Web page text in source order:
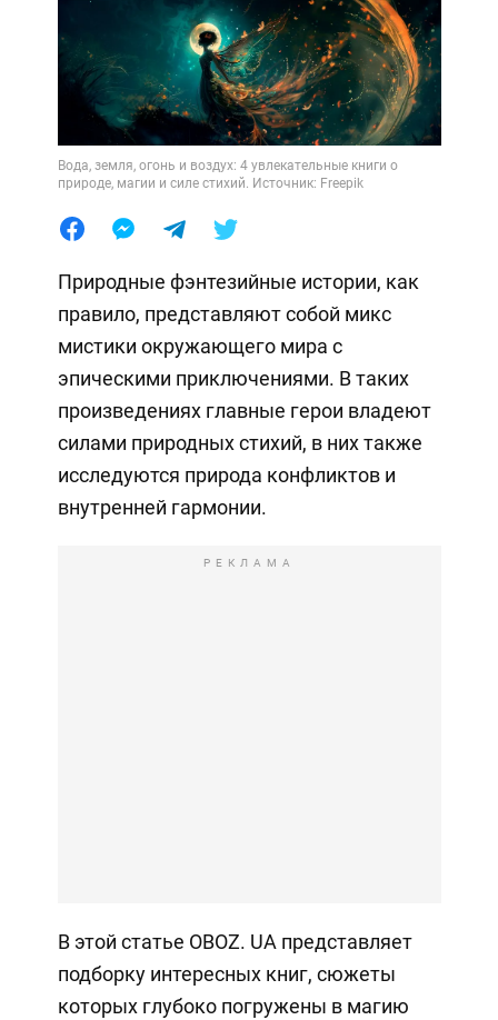
Вода, земля, огонь и воздух: 4 увлекательные книги о
природе, магии и силе стихий. Источник: Freepik
Природные фэнтезийные истории, как
правило, представляют собой микс
мистики окружающего мира с
эпическими приключениями. В таких
произведениях главные герои владеют
силами природных стихий, в них также
исследуются природа конфликтов и
внутренней гармонии.
РЕКЛАМА
В этой статье OBOZ. UA представляет
подборку интересных книг, сюжеты
которых глубоко погружены в магию